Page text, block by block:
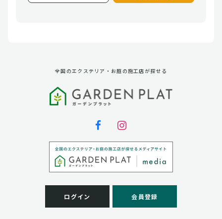
全国のエクステリア・お庭の施工店が探せる
ログイン 会員登録